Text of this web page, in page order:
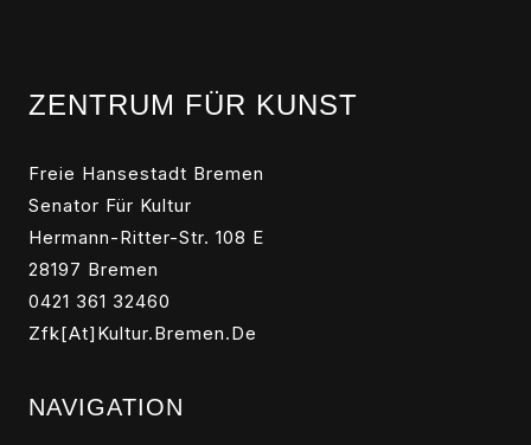
ZENTRUM FÜR KUNST
Freie Hansestadt Bremen
Senator Für Kultur
Hermann-Ritter-Str. 108 E
28197 Bremen
0421 361 32460
Zfk[at]kultur.bremen.de
NAVIGATION